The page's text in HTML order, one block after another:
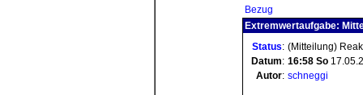
Bezug
Extremwertaufgabe:
Status: (Mitteilung)
Datum: 16:58 So
Autor: schneggi